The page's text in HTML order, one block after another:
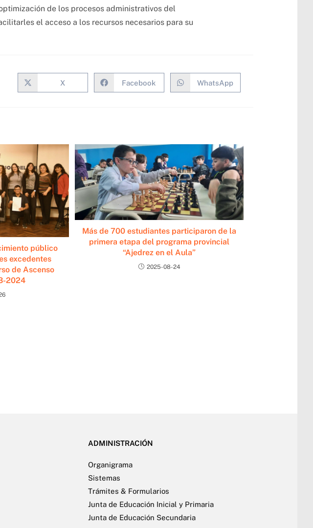
de los procesos administrativos del
el acceso a los recursos necesarios para su
X Facebook WhatsApp
público
excedentes
de Ascenso
2024
Más de 700 estudiantes participaron de la
primera etapa del programa provincial
“Ajedrez en el Aula”
2025-08-24
ADMINISTRACIÓN
Organigrama
Sistemas
Trámites & Formularios
Junta de Educación Inicial y Primaria
Junta de Educación Secundaria